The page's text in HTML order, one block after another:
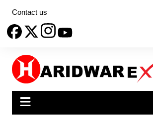
content
Contact us